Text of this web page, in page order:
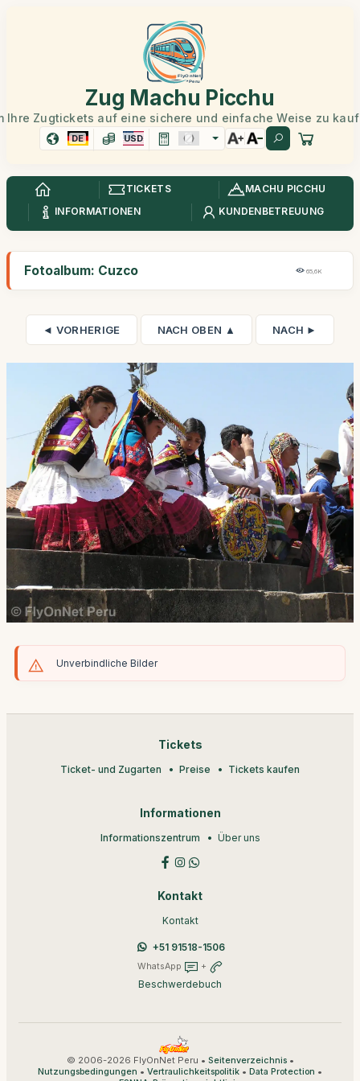
Zug Machu Picchu
Ihre Zugtickets auf eine sichere und einfache Weise zu
DE USD
TICKETS
MACHU PICCHU
INFORMATIONEN
KUNDENBETREUUNG
Fotoalbum: Cuzco 65,6K
◄ VORHERIGE NACH OBEN ▲ NACH ►
Unverbindliche Bilder
Tickets
Ticket- und Zugarten Preise Tickets kaufen
Informationen
Informationszentrum Über uns
Kontakt
Kontakt
+51 91518-1506
WhatsApp +
Beschwerdebuch
© 2006-2026 FlyOnNet Peru • Seitenverzeichnis•
Nutzungsbedingungen • Vertraulichkeitspolitik • Data Protection •